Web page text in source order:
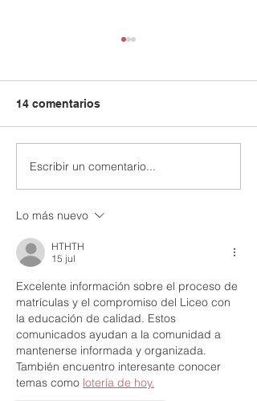
¡UN DIA MÁS DE
CELEBRACIÓNY
14 comentarios
Escribir un comentario...
Lo más nuevo
HTHTH
15 jul
Excelente información sobre el proceso de
matrículas y el compromiso del Liceo con
la educación de calidad. Estos
comunicados ayudan a la comunidad a
mantenerse informada y organizada.
También encuentro interesante conocer
temas como lotería de hoy.